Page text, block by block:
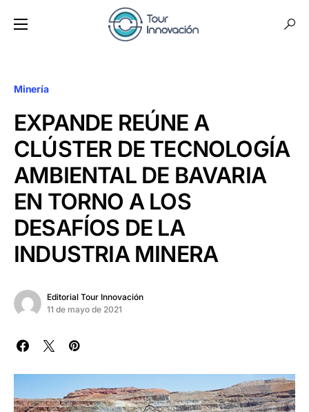
Minería
EXPANDE REÚNE A
CLÚSTER DE TECNOLOGÍA
AMBIENTAL DE BAVARIA
EN TORNO A LOS
DESAFÍOS DE LA
INDUSTRIA MINERA
Editorial Tour Innovación
11 de mayo de 2021